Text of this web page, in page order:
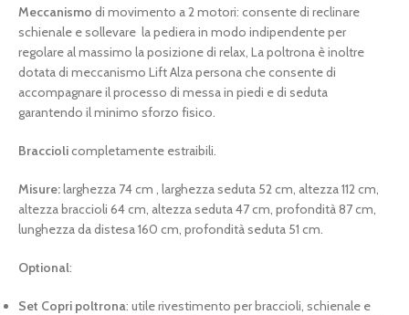
Meccanismo di movimento a 2 motori: consente di reclinare
schienale e sollevare la pediera in modo indipendente per
regolare al massimo la posizione di relax, La poltrona è inoltre
dotata di meccanismo Lift Alza persona che consente di
accompagnare il processo di messa in piedi e di seduta
garantendo il minimo sforzo fisico.
Bracciolicompletamente estraibili.
Misure:larghezza 74 cm , larghezza seduta 52 cm, altezza 112 cm,
altezza braccioli 64 cm, altezza seduta 47 cm, profondità 87 cm,
lunghezza da distesa 160 cm, profondità seduta 51 cm.
Optional:
Set Copri poltrona: utile rivestimento per braccioli, schienale e